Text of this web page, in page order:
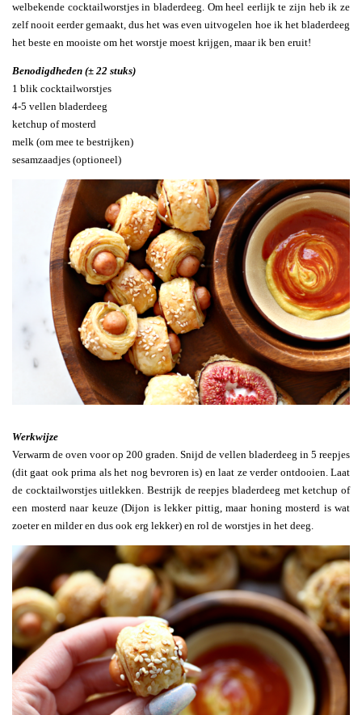
welbekende cocktailworstjes in bladerdeeg. Om heel eerlijk te zijn heb ik ze
zelf nooit eerder gemaakt, dus het was even uitvogelen hoe ik het bladerdeeg
het beste en mooiste om het worstje moest krijgen, maar ik ben eruit!
Benodigdheden (± 22 stuks)
1 blik cocktailworstjes
4-5 vellen bladerdeeg
ketchup of mosterd
melk (om mee te bestrijken)
sesamzaadjes (optioneel)
Werkwijze
Verwarm de oven voor op 200 graden. Snijd de vellen bladerdeeg in 5 reepjes
(dit gaat ook prima als het nog bevroren is) en laat ze verder ontdooien. Laat
de cocktailworstjes uitlekken. Bestrijk de reepjes bladerdeeg met ketchup of
een mosterd naar keuze (Dijon is lekker pittig, maar honing mosterd is wat
zoeter en milder en dus ook erg lekker) en rol de worstjes in het deeg.